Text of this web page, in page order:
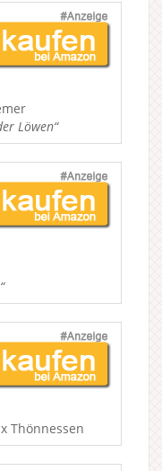
Löwen“
Thönnessen